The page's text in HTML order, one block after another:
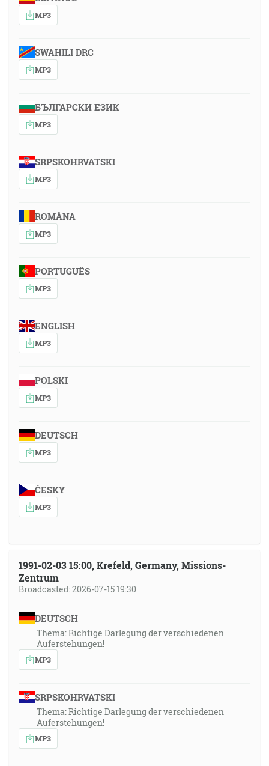
MP3
SWAHILI DRC
MP3
БЪЛГАРСКИ ЕЗИК
MP3
SRPSKOHRVATSKI
MP3
ROMÂNA
MP3
PORTUGUÊS
MP3
ENGLISH
MP3
POLSKI
MP3
DEUTSCH
MP3
ČESKY
MP3
1991-02-03 15:00, Krefeld, Germany, Missions-
Zentrum
Broadcasted: 2026-07-15 19:30
DEUTSCH
Thema: Richtige Darlegung der verschiedenen
Auferstehungen!
MP3
SRPSKOHRVATSKI
Thema: Richtige Darlegung der verschiedenen
Auferstehungen!
MP3